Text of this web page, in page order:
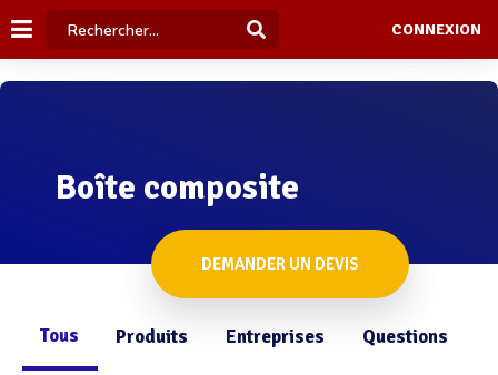
CONNEXION
Boîte composite
DEMANDER UN DEVIS
Tous Produits Entreprises Questions